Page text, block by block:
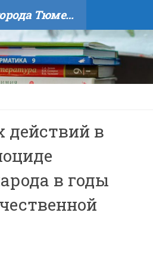
МАОУ СОШ №27 города Тюмени
действий в
в годы